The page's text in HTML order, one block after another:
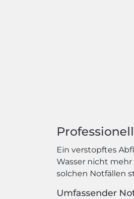
Ein verstopftes
Wasser nicht
solchen Notfällen
Umfassender